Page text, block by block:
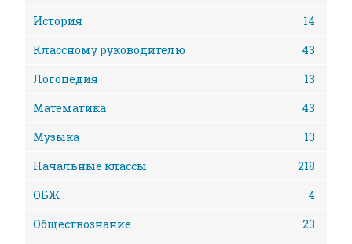
История
14
Классному руководителю
43
Логопедия
13
Математика
43
Музыка
13
Начальные классы
218
ОБЖ
4
Обществознание
23